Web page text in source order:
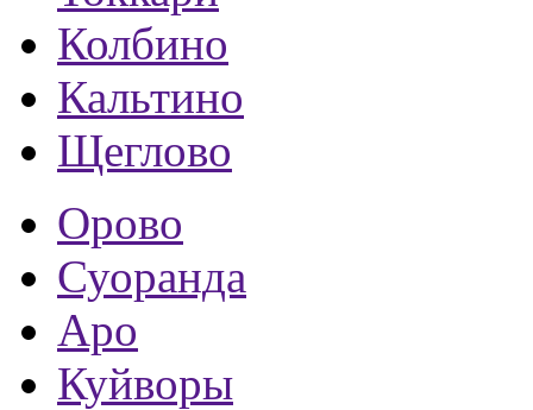
Колбино
Кальтино
Щеглово
Орово
Суоранда
Аро
Куйворы